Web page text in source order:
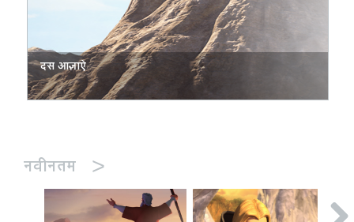
दस आज्ञाऐ
नवीनतम >